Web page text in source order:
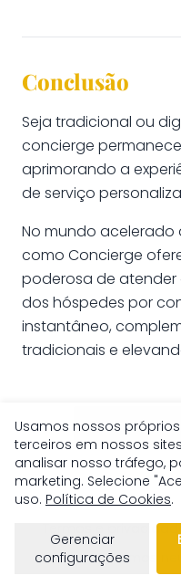
Conclusão
Seja tradicional ou
concierge
aprimorando a
de serviço
No mundo acelerado
como Concierge
poderosa de
dos hóspedes por
instantâneo,
tradicionais e
Saiba
Termos e
Somos
Usamos nossos
terceiros em nossos
analisar nosso tráfego,
marketing. Selecione
uso. Política de Cookies.
Gerenciar
configurações